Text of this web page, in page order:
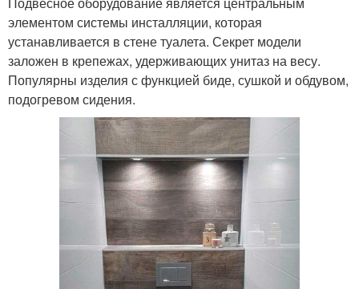
элементом системы инсталляции, которая
устанавливается в стене туалета. Секрет модели
заложен в крепежах, удерживающих унитаз на весу.
Популярны изделия с функцией биде, сушкой и обдувом,
подогревом сидения.